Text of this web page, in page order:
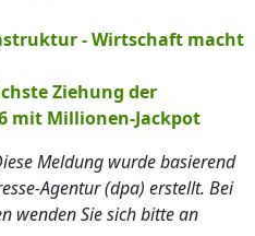
- Wirtschaft macht
Ziehung der
mit Millionen-Jackpot
Meldung wurde basierend
Agentur (dpa) erstellt. Bei
wenden Sie sich bitte an